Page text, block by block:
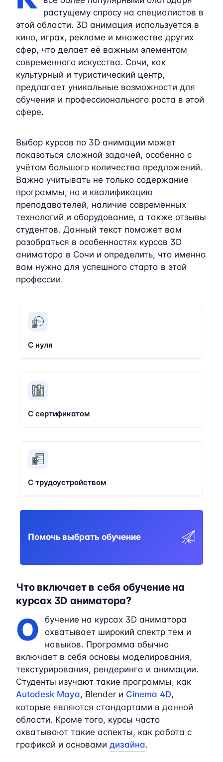
растущему спросу на специалистов в
этой области. 3D анимация используется в
кино, играх, рекламе и множестве других
сфер, что делает её важным элементом
современного искусства. Сочи, как
культурный и туристический центр,
предлагает уникальные возможности для
обучения и профессионального роста в этой
сфере.
Выбор курсов по 3D анимации может
показаться сложной задачей, особенно с
учётом большого количества предложений.
Важно учитывать не только содержание
программы, но и квалификацию
преподавателей, наличие современных
технологий и оборудование, а также отзывы
студентов. Данный текст поможет вам
разобраться в особенностях курсов 3D
аниматора в Сочи и определить, что именно
вам нужно для успешного старта в этой
профессии.
С нуля
С сертификатом
С трудоустройством
Помочь выбрать обучение
Что включает в себя обучение на
курсах 3D аниматора?
О
бучение на курсах 3D аниматора
охватывает широкий спектр тем и
навыков. Программа обычно
включает в себя основы моделирования,
текстурирования, рендеринга и анимации.
Студенты изучают такие программы, как
Autodesk Maya, Blender и Cinema 4D,
которые являются стандартами в данной
области. Кроме того, курсы часто
охватывают такие аспекты, как работа с
графикой и основами дизайна.